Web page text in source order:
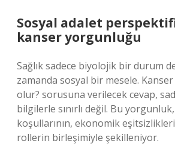
Sosyal adalet
kanser yorgunluğu
Sağlık sadece biyolojik bir durum
zamanda sosyal bir mesele.
olur? sorusuna verilecek cevap,
bilgilerle sınırlı değil. Bu
koşullarının, ekonomik
rollerin birleşimiyle şekilleniyor.